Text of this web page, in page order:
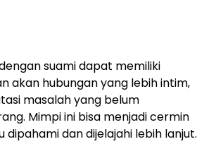
suami dapat memiliki
akan hubungan yang lebih intim,
masalah yang belum
Mimpi ini bisa menjadi cermin
dan dijelajahi lebih lanjut.